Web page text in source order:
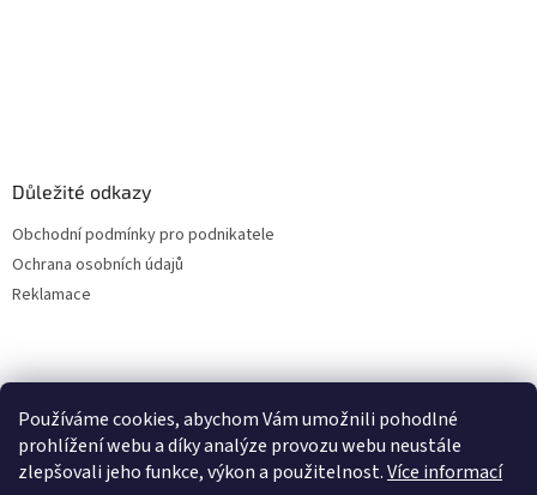
Používáme cookies, abychom Vám umožnili pohodlné
prohlížení webu a díky analýze provozu webu neustále
zlepšovali jeho funkce, výkon a použitelnost.Více informací
Důležité odkazy
Obchodní podmínky pro podnikatele
Ochrana osobních údajů
Reklamace